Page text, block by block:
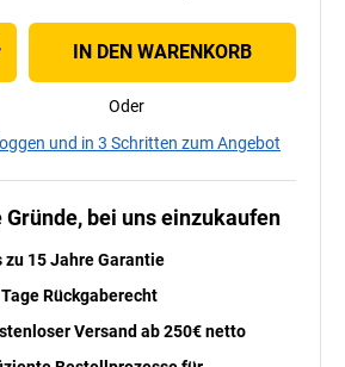
IN DEN WARENKORB
Oder
und in 3 Schritten zum Angebot
Gründe, bei uns einzukaufen
zu 15 Jahre Garantie
Rückgaberecht
Versand ab 250€ netto